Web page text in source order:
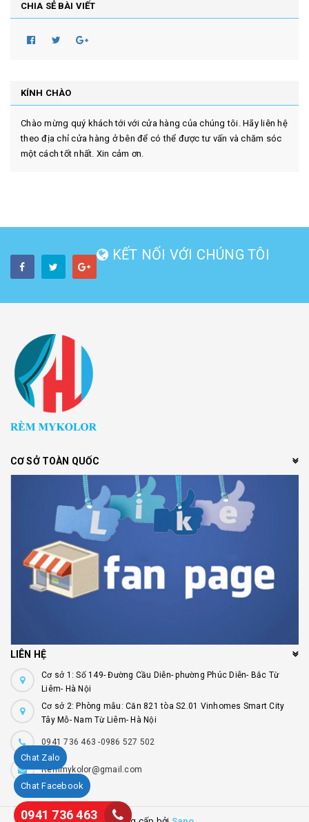
CHIA SẺ BÀI VIẾT
KÍNH CHÀO
Chào mừng quý khách tới với cửa hàng của chúng tôi. Hãy liên hệ
theo địa chỉ cửa hàng ở bên để có thể được tư vấn và chăm sóc
một cách tốt nhất. Xin cảm ơn.
KẾT NỐI VỚI CHÚNG TÔI
CƠ SỞ TOÀN QUỐC
LIÊN HỆ
Cơ sở 1: Số 149- Đường Cầu Diễn- phường Phúc Diễn- Bắc Từ
Liêm- Hà Nội
Cơ sở 2: Phòng mẫu: Căn 821 tòa S2.01 Vinhomes Smart City
Tây Mỗ- Nam Từ Liêm- Hà Nội
0941 736 463 -0986 527 502
Remmykolor@gmail.com
Chat Zalo
Chat Facebook
0941 736 463